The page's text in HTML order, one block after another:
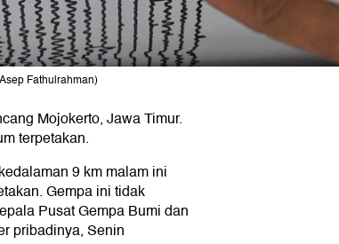
Fathulrahman)
Mojokerto, Jawa Timur.
terpetakan.
9 km malam ini
Gempa ini tidak
Pusat Gempa Bumi dan
pribadinya, Senin